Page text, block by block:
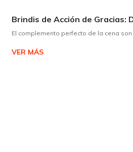
El complemento perfecto de la cena
VER MÁS